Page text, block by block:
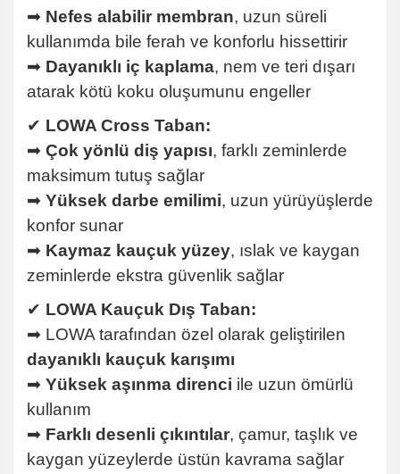
➡ Nefes alabilir membran, uzun süreli
kullanımda bile ferah ve konforlu hissettirir
➡ Dayanıklı iç kaplama, nem ve teri dışarı
atarak kötü koku oluşumunu engeller
✔ LOWA Cross Taban:
➡ Çok yönlü diş yapısı, farklı zeminlerde
maksimum tutuş sağlar
➡ Yüksek darbe emilimi, uzun yürüyüşlerde
konfor sunar
➡ Kaymaz kauçuk yüzey, ıslak ve kaygan
zeminlerde ekstra güvenlik sağlar
✔ LOWA Kauçuk Dış Taban:
➡ LOWA tarafından özel olarak geliştirilen
dayanıklı kauçuk karışımı
➡ Yüksek aşınma direnci ile uzun ömürlü
kullanım
➡ Farklı desenli çıkıntılar, çamur, taşlık ve
kaygan yüzeylerde üstün kavrama sağlar